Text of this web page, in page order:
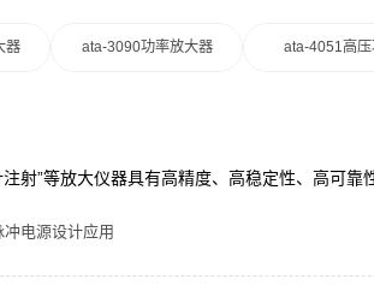
器 ata-3090功率放大器 ata-4051高
射”等放大仪器具有高精度、高稳定性、高可靠
电源设计应用